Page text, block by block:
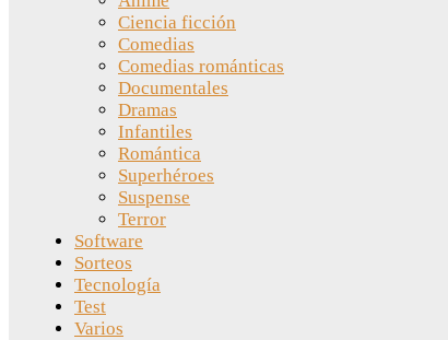
Ciencia ficción
Comedias
Comedias románticas
Documentales
Dramas
Infantiles
Romántica
Superhéroes
Suspense
Terror
Software
Sorteos
Tecnología
Test
Varios